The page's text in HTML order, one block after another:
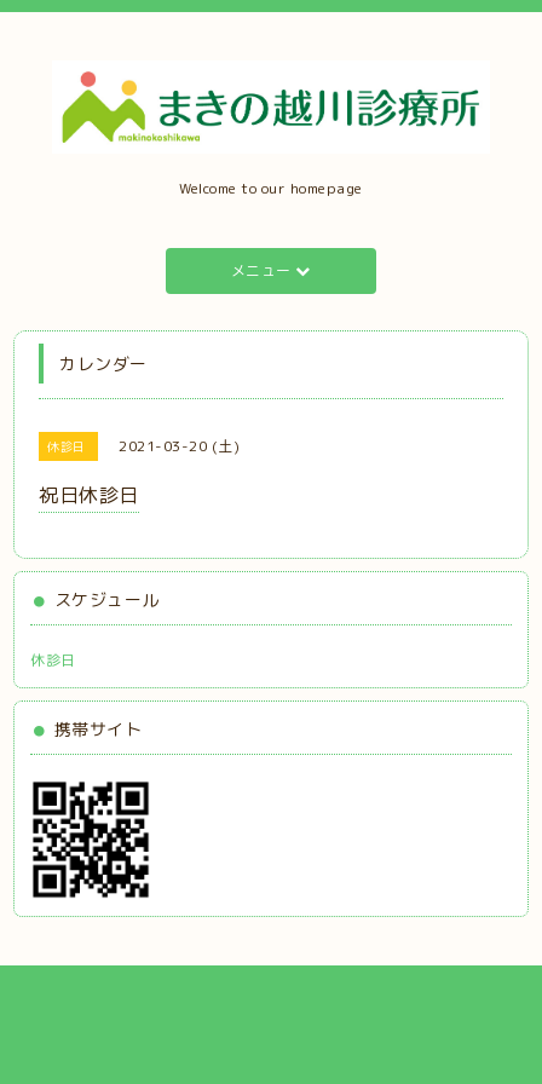
Welcome to our homepage
メニュー
カレンダー
休診日 2021-03-20 (土)
祝日休診日
スケジュール
休診日
携帯サイト